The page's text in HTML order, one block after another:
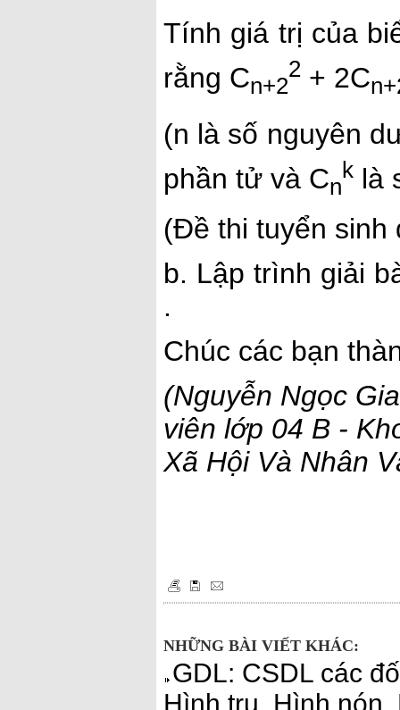
Tính giá trị của
rằng Cn+2
2 + 2C
(n là số nguyên
phần tử và Cn
k là
(Đề thi tuyển sinh
b. Lập trình giải
.
Chúc các bạn
(Nguyễn Ngọc
viên lớp 04 B -
Xã Hội Và Nhân
NHỮNG BÀI VIẾT KHÁC:
GDL: CSDL các
Hình trụ. Hình